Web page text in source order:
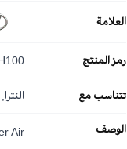
العلامة
رمز المنتج
تتناسب مع النترا, i30
الوصف Air